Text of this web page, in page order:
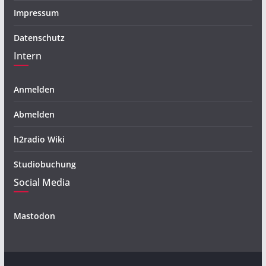
Impressum
Datenschutz
Intern
Anmelden
Abmelden
h2radio Wiki
Studiobuchung
Social Media
Mastodon